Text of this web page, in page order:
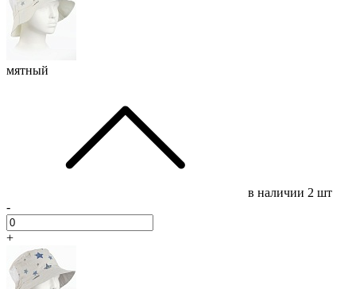
мятный
в наличии 2 шт
-
+